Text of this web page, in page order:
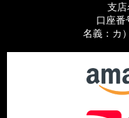
【シマノ】19スフェロス
【シマノ】21スフェロス
【シマノ】14スフェロス
支
口座
名義：カ